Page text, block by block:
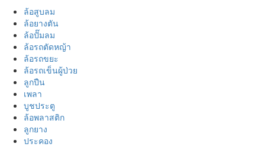
ล้อสูบลม
ล้อยางตัน
ล้อปั๊มลม
ล้อรถตัดหญ้า
ล้อรถขยะ
ล้อรถเข็นผู้ป่วย
ลูกปืน
เพลา
บูชประตู
ล้อพลาสติก
ลูกยาง
ประคอง